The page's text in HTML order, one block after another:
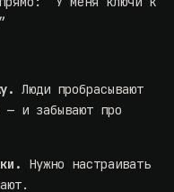
Люди пробрасывают
— и забывают про
Нужно настраивать